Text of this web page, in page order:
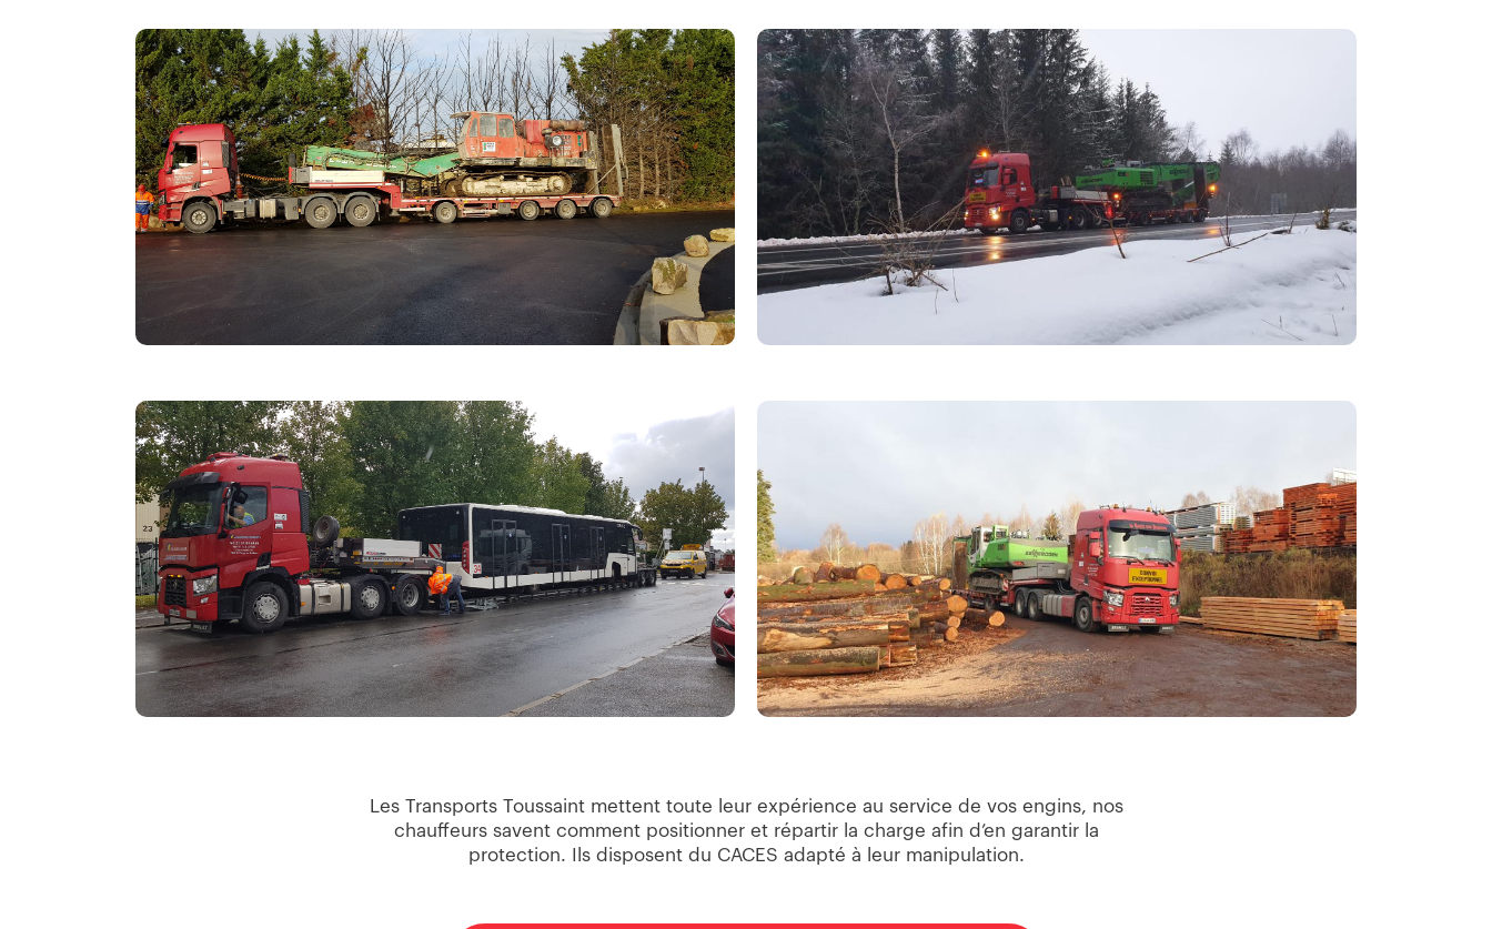
Les Transports Toussaint mettent toute leur expérience au service de vos engins, nos
chauffeurs savent comment positionner et répartir la charge afin d’en garantir la
protection. Ils disposent du CACES adapté à leur manipulation.